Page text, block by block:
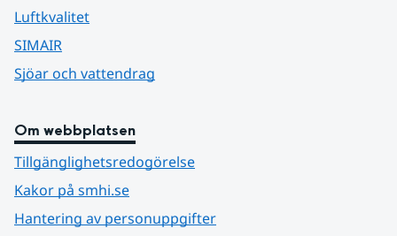
Luftkvalitet
SIMAIR
Sjöar och vattendrag
Om webbplatsen
Tillgänglighetsredogörelse
Kakor på smhi.se
Hantering av personuppgifter